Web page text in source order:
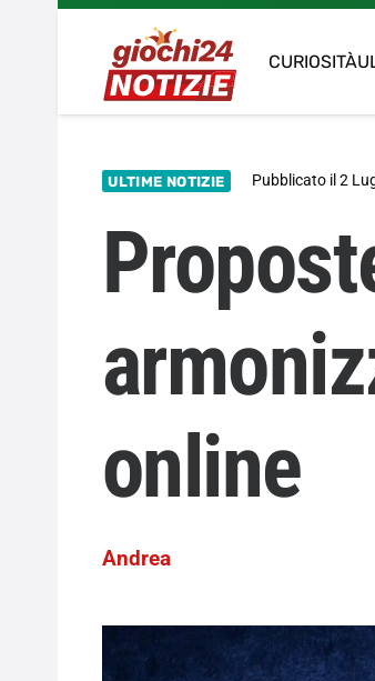
CURIOSITÀ
ULTIME NOTIZIE Pubblicato il2
online
Andrea